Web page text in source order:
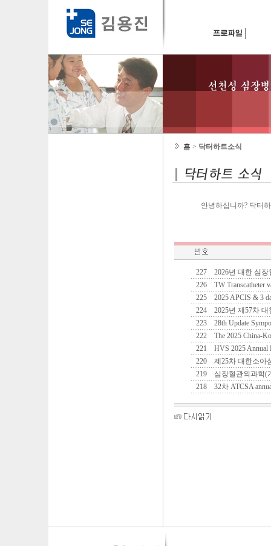
홈 > 닥터하트소식
안녕하십니까? 닥터
227
2026년 대한 심
226
TW Transcatheter
225
2025 APCIS & 3
224
2025년 제57차
223
28th Update
222
The 2025 China-
221
HVS 2025 Annual
220
제25차 대한소아
219
심장혈관외과학(
218
32차 ATCSA